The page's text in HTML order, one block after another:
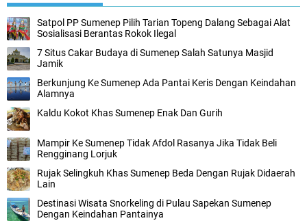
Satpol PP Sumenep Pilih Tarian Topeng Dalang Sebagai Alat
Sosialisasi Berantas Rokok Ilegal
7 Situs Cakar Budaya di Sumenep Salah Satunya Masjid
Jamik
Berkunjung Ke Sumenep Ada Pantai Keris Dengan Keindahan
Alamnya
Kaldu Kokot Khas Sumenep Enak Dan Gurih
Mampir Ke Sumenep Tidak Afdol Rasanya Jika Tidak Beli
Rengginang Lorjuk
Rujak Selingkuh Khas Sumenep Beda Dengan Rujak Didaerah
Lain
Destinasi Wisata Snorkeling di Pulau Sapekan Sumenep
Dengan Keindahan Pantainya